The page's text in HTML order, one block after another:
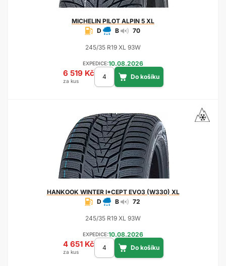
MICHELIN PILOT ALPIN 5 XL
D
B 70
245/35 R19 XL 93W
EXPEDICE:10.08.2026
6 519 Kč
za kus
HANKOOK WINTER I*CEPT EVO3 (W330) XL
D
B 72
245/35 R19 XL 93W
EXPEDICE:10.08.2026
4 651 Kč
za kus